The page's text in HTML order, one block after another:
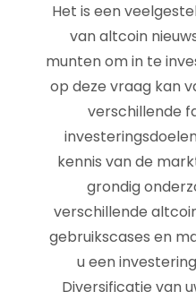
Het is een
van altcoin
munten om in te
op deze vraag kan
verschillende
kennis van de
grondig
verschillende
gebruikscases en
u een
Diversificatie van